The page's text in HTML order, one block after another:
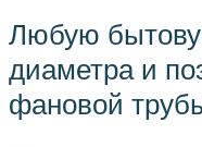
Любую
диаметра и
фановой